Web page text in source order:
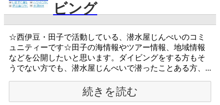
ビング
☆西伊豆・田子で活動している、潜水屋じんべいのコミ
ュニティーです☆田子の海情報やツアー情報、地域情報
などを公開したいと思います。ダイビングをする方もそ
うでない方でも、潜水屋じんべいで潜ったことある方、...
続きを読む